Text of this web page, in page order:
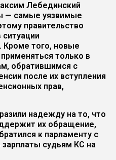
Лебединский
— самые уязвимые
правительство
Кроме того, новые
только в
обратившимся с
после их вступления
прав,
надежду на то, что
их обращение,
к парламенту с
судьям КС на